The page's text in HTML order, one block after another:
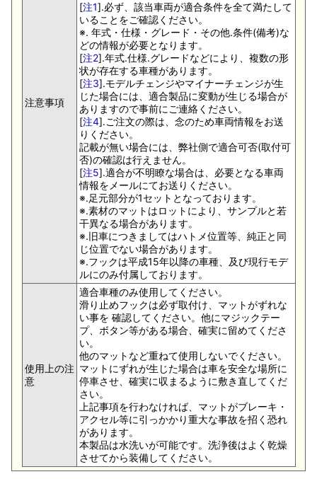
注意事項
[注1].必ず、該当車両が適合条件を全て満たして
いることをご確認ください。
※. 年式・仕様・グレード・その他.条件(備考)な
どの情報が必要となります。
[注2].年式.仕様.グレードなどにより、複数の形
状が存在する車種があります。
[注3].モデルチェンジやマイナーチェンジが生
じた場合には、適合製品に変動が生じる場合が
ありますので事前にご連絡ください。
[注4].ご注文の際は、念のため車両情報をお送
りください。
記載が無い場合には、弊社側で適合可否(取付可
否)の確認は行えません。
[注5].適合が不明瞭な場合は、必要となる車両
情報をメールにてお送りください。
※.足元部分が1セットとなっております。
※.素材のマットはロットにより、サンプルと若
干異なる場合があります。
※.旧車につきましてはハトメ位置等、純正と同
じ位置でない場合があります。
※.フックは平成15年以降の車種、及び現行モデ
ルにのみ付属しております。
使用上の注
意
適合車種のみ使用してください。
滑り止めフックは必ず取付け、マットがずれな
い事を 確認してください。他にマジックテー
プ、ボタン等がある場合、確実に留めてくださ
い。
他のマットなど重ねて使用しないでください。
マットにずれが生じた場合は車を安全な場所に
停車させ、確実に収まるように敷き直してくだ
さい。
上記事項を行わなければ、マットがブレーキ・
アクセル等に引っかかり重大な事故を招く恐れ
があります。
本製品は水洗いが可能です。洗浄後はよく乾燥
させてから装備してください。